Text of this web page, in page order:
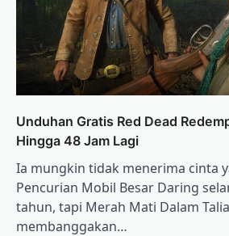
Unduhan Gratis Red Dead
Hingga 48 Jam Lagi
Ia mungkin tidak menerima cinta
Pencurian Mobil Besar Daring
tahun, tapi Merah Mati Dalam
membanggakan…